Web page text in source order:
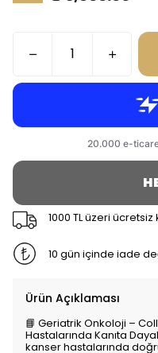
1000 TL üzeri
10 gün içinde iade
Ürün Açıklaması
📘 Geriatrik Onkoloji –
Hastalarında Kanıta
kanser hastalarında